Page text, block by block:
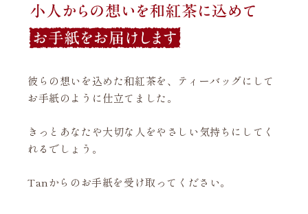
彼らの想いを込めた和紅茶を、ティーバッグにして
お手紙のように仕立てました。
きっとあなたや大切な人をやさしい気持ちにしてく
れるでしょう。
Tanからのお手紙を受け取ってください。